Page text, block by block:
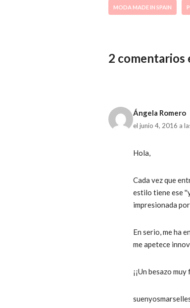
MODA MADE IN SPAIN
2 comentarios
Ángela Romero
el junio 4, 2016 a
Hola,
Cada vez que
estilo tiene ese
impresionada
En serio, me ha
me apetece
¡¡Un besazo